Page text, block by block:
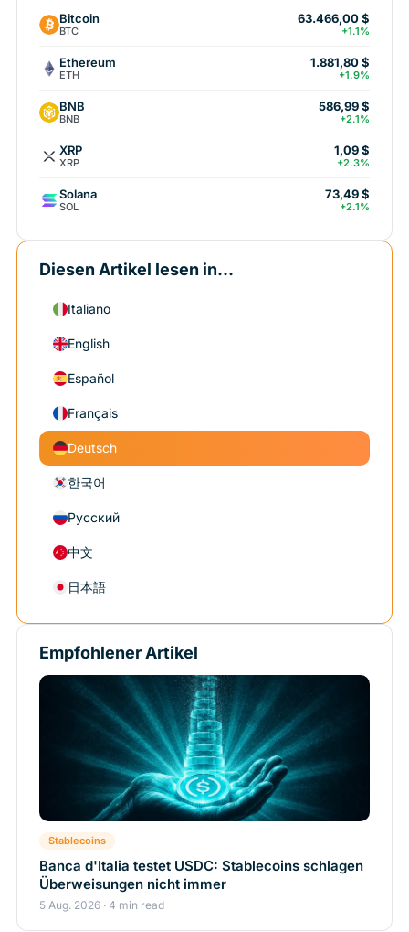
Bitcoin
BTC
63.466,00 $
+1.1%
Ethereum
ETH
1.881,80 $
+1.9%
BNB
BNB
586,99 $
+2.1%
XRP
XRP
1,09 $
+2.3%
Solana
SOL
73,49 $
+2.1%
Diesen Artikel lesen in...
Italiano
English
Español
Français
Deutsch
한국어
Русский
中文
日本語
Empfohlener Artikel
Stablecoins
Banca d'Italia testet USDC: Stablecoins schlagen
Überweisungen nicht immer
5 Aug. 2026 · 4 min read